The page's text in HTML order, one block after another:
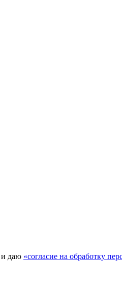
и даю «согласие на обработку